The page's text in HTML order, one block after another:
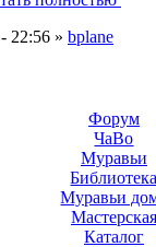
22:56 » bplane
Форум
ЧаВо
Муравьи
Муравьи
Мастерская
Каталог